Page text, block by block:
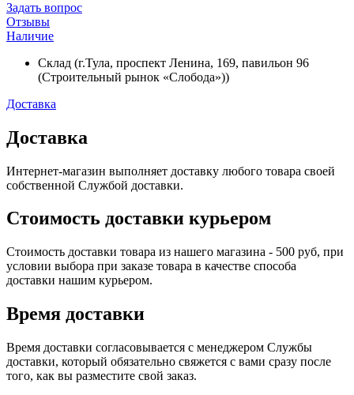
Задать вопрос
Отзывы
Наличие
Склад (г.Тула, проспект Ленина, 169, павильон 96
(Строительный рынок «Слобода»))
Доставка
Доставка
Интернет-магазин выполняет доставку любого товара своей
собственной Службой доставки.
Стоимость доставки курьером
Стоимость доставки товара из нашего магазина - 500 руб, при
условии выбора при заказе товара в качестве способа
доставки нашим курьером.
Время доставки
Время доставки согласовывается с менеджером Службы
доставки, который обязательно свяжется с вами сразу после
того, как вы разместите свой заказ.